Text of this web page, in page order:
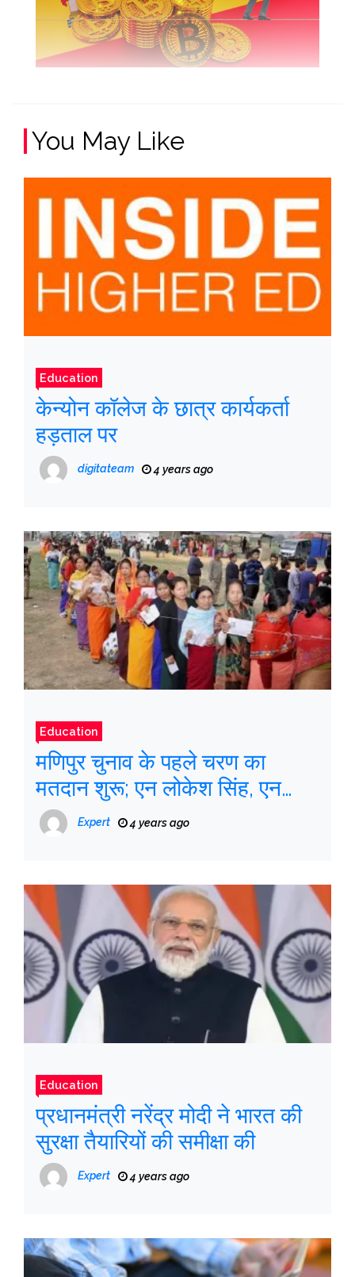
You May Like
Education
केन्योन कॉलेज के छात्र कार्यकर्ता
हड़ताल पर
digitateam 4 years ago
Education
मणिपुर चुनाव के पहले चरण का
मतदान शुरू; एन लोकेश सिंह, एन
बीरेन सिंह उम्मीदवारों में
Expert 4 years ago
Education
प्रधानमंत्री नरेंद्र मोदी ने भारत की
सुरक्षा तैयारियों की समीक्षा की
Expert 4 years ago